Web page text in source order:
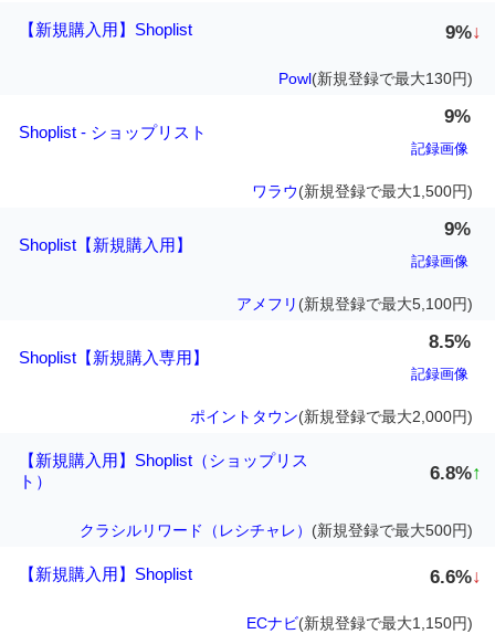
【新規購入用】Shoplist 9%↓
Powl(新規登録で最大130円)
Shoplist - ショップリスト
9%
記録画像
ワラウ(新規登録で最大1,500円)
Shoplist【新規購入用】
9%
記録画像
アメフリ (新規登録で最大5,100円)
Shoplist【新規購入専用】
8.5%
記録画像
ポイントタウン(新規登録で最大2,000円)
【新規購入用】Shoplist（ショップリス
ト）
6.8%↑
クラシルリワード（レシチャレ） (新規登録で最大500円)
【新規購入用】Shoplist 6.6%↓
ECナビ(新規登録で最大1,150円)